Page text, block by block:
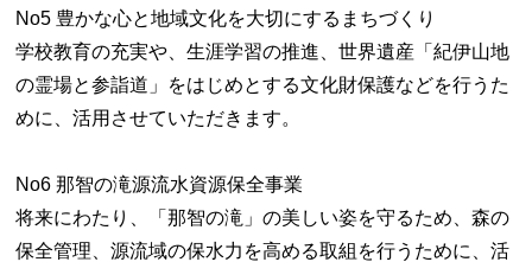
No5 豊かな心と地域文化を大切にするまちづくり
学校教育の充実や、生涯学習の推進、世界遺産「紀伊山地
の霊場と参詣道」をはじめとする文化財保護などを行うた
めに、活用させていただきます。
No6 那智の滝源流水資源保全事業
将来にわたり、「那智の滝」の美しい姿を守るため、森の
保全管理、源流域の保水力を高める取組を行うために、活